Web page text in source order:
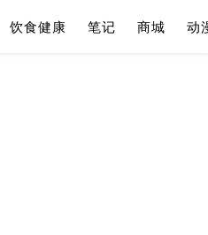
饮食健康 笔记 商城 动